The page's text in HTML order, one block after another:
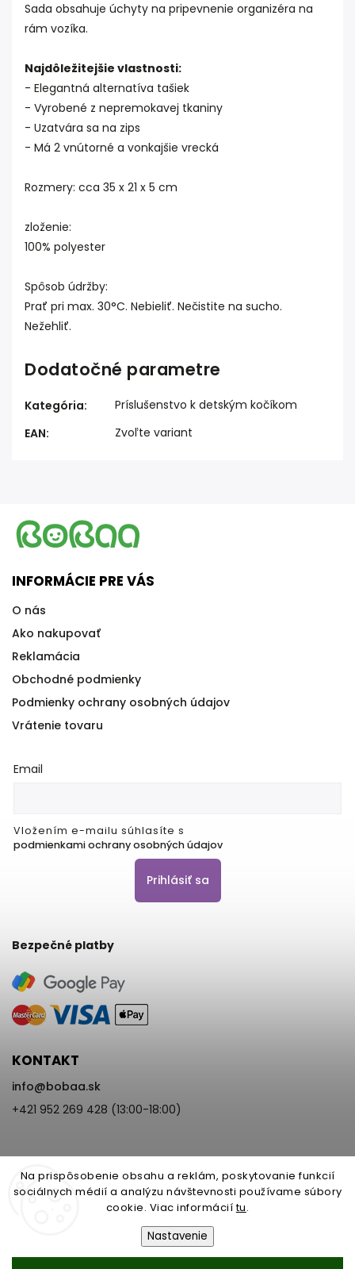
Na prispôsobenie obsahu a reklám, poskytovanie funkcií
sociálnych médií a analýzu návštevnosti používame súbory
cookie. Viac informáciítu.
Nastavenie
Sada obsahuje úchyty na pripevnenie organizéra na
rám vozíka.
Najdôležitejšie vlastnosti:
- Elegantná alternatíva tašiek
- Vyrobené z nepremokavej tkaniny
- Uzatvára sa na zips
- Má 2 vnútorné a vonkajšie vrecká
Rozmery: cca 35 x 21 x 5 cm
zloženie:
100% polyester
Spôsob údržby:
Prať pri max. 30°C. Nebieliť. Nečistite na sucho.
Nežehliť.
Dodatočné parametre
Kategória:
Príslušenstvo k detským kočíkom
EAN: Zvoľte variant
INFORMÁCIE PRE VÁS
O nás
Ako nakupovať
Reklamácia
Obchodné podmienky
Podmienky ochrany osobných údajov
Vrátenie tovaru
Email
Vložením e-mailu súhlasíte s
podmienkami ochrany osobných údajov
Prihlásiť sa
Bezpečné platby
KONTAKT
info@bobaa.sk
+421 952 269 428 (13:00-18:00)
Upraviť nastavenie cookies
VytvořilShoptet| DesignShoptak.cz